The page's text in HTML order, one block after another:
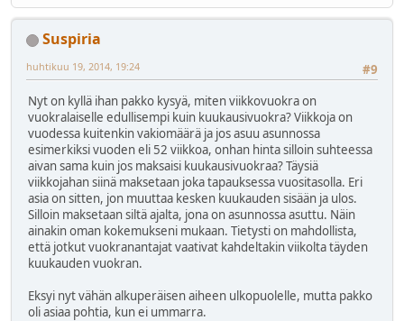
Suspiria
#9
huhtikuu 19, 2014, 19:24
Nyt on kyllä ihan pakko kysyä, miten viikkovuokra on
vuokralaiselle edullisempi kuin kuukausivuokra? Viikkoja on
vuodessa kuitenkin vakiomäärä ja jos asuu asunnossa
esimerkiksi vuoden eli 52 viikkoa, onhan hinta silloin suhteessa
aivan sama kuin jos maksaisi kuukausivuokraa? Täysiä
viikkojahan siinä maksetaan joka tapauksessa vuositasolla. Eri
asia on sitten, jon muuttaa kesken kuukauden sisään ja ulos.
Silloin maksetaan siltä ajalta, jona on asunnossa asuttu. Näin
ainakin oman kokemukseni mukaan. Tietysti on mahdollista,
että jotkut vuokranantajat vaativat kahdeltakin viikolta täyden
kuukauden vuokran.
Eksyi nyt vähän alkuperäisen aiheen ulkopuolelle, mutta pakko
oli asiaa pohtia, kun ei ummarra.